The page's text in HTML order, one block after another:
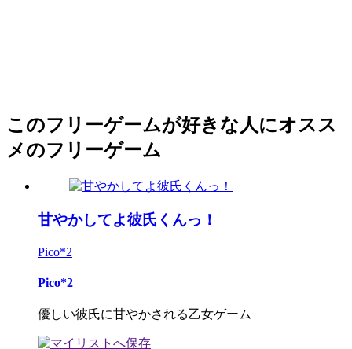
このフリーゲームが好きな人にオスス
メのフリーゲーム
甘やかしてよ彼氏くんっ！
Pico*2
Pico*2
優しい彼氏に甘やかされる乙女ゲーム